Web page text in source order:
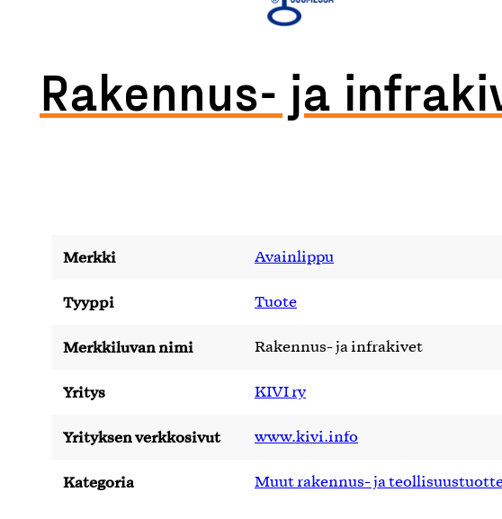
Rakennus- ja
Merkki Avainlippu
Tyyppi Tuote
Merkkiluvan nimi Rakennus- ja infrakivet
Yritys KIVI ry
Yrityksen verkkosivut www.kivi.info
Kategoria Muut rakennus- ja